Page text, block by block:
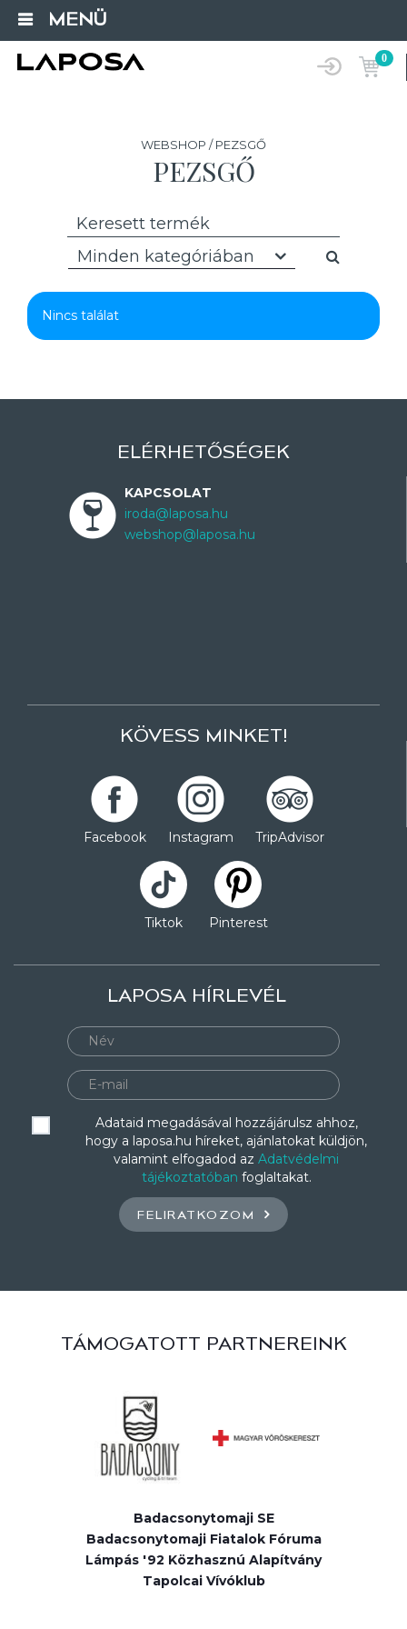
MENÜ
0
WEBSHOP / PEZSGŐ
PEZSGŐ
Minden kategóriában
Nincs találat
ELÉRHETŐSÉGEK
KAPCSOLAT
iroda@laposa.hu
webshop@laposa.hu
KÖVESS MINKET!
Facebook Instagram TripAdvisor
Tiktok Pinterest
LAPOSA HÍRLEVÉL
Adataid megadásával hozzájárulsz ahhoz,
hogy a laposa.hu híreket, ajánlatokat küldjön,
valamint elfogadod az Adatvédelmi
tájékoztatóban foglaltakat.
FELIRATKOZOM
TÁMOGATOTT PARTNEREINK
Badacsonytomaji SE
Badacsonytomaji Fiatalok Fóruma
Lámpás '92 Közhasznú Alapítvány
Tapolcai Vívóklub